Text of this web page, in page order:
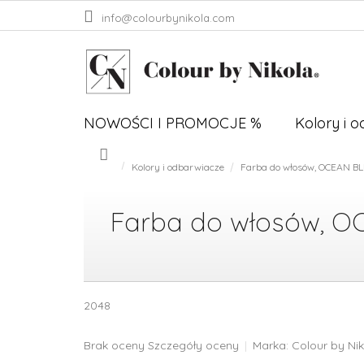
info@colourbynikola.com
NOWOŚCI I PROMOCJE % Kolory i
HomeKolory i odbarwiacze Farba do włosów, OCEAN
Farba do włosów,
2048
Średnia
Brak oceny Szczegóły oceny Marka: Colour by